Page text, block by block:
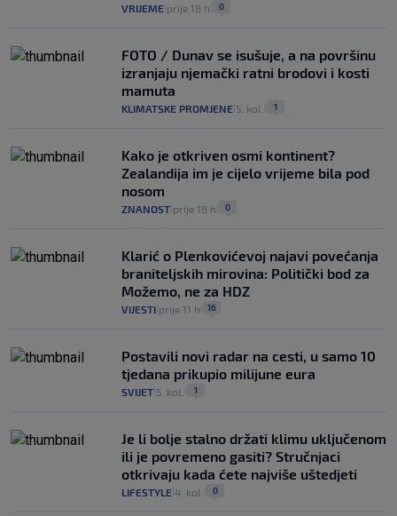
VRIJEME prije 18 h 0
FOTO / Dunav se isušuje, a na površinu
izranjaju njemački ratni brodovi i kosti
mamuta
KLIMATSKE PROMJENE 5. kol. 1
Kako je otkriven osmi kontinent?
Zealandija im je cijelo vrijeme bila pod
nosom
ZNANOST prije 18 h 0
Klarić o Plenkovićevoj najavi povećanja
braniteljskih mirovina: Politički bod za
Možemo, ne za HDZ
VIJESTI prije 11 h 16
Postavili novi radar na cesti, u samo 10
tjedana prikupio milijune eura
SVIJET 5. kol. 1
Je li bolje stalno držati klimu uključenom
ili je povremeno gasiti? Stručnjaci
otkrivaju kada ćete najviše uštedjeti
LIFESTYLE 4. kol. 0